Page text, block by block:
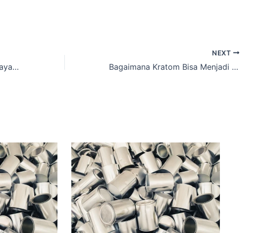
Bukan Cuma Sawit: Kratom Layak Jadi Komoditas Unggulan Indonesia
NEXT
Bagaimana Kratom Bisa Menjadi Motor UMKM Herbal di Indonesia Timur